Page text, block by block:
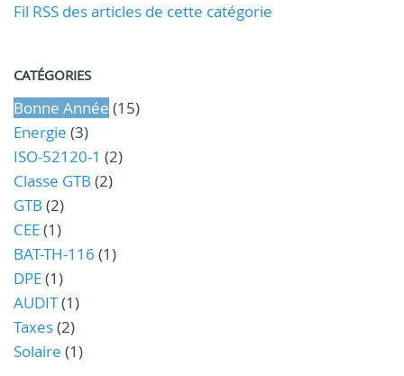
Fil RSS des articles de cette catégorie
CATÉGORIES
Bonne Année (15)
Energie (3)
ISO-52120-1 (2)
Classe GTB (2)
GTB (2)
CEE(1)
BAT-TH-116 (1)
DPE(1)
AUDIT(1)
Taxes(2)
Solaire (1)